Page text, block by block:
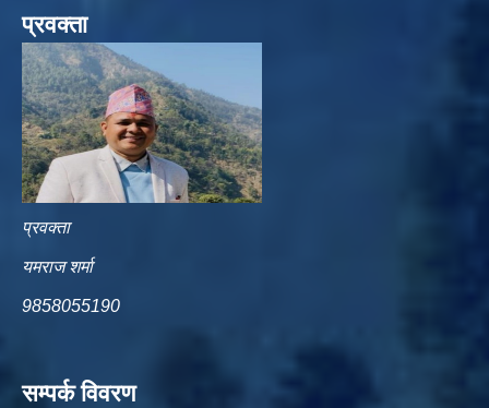
प्रवक्ता
प्रवक्ता
यमराज शर्मा
9858055190
सम्पर्क विवरण